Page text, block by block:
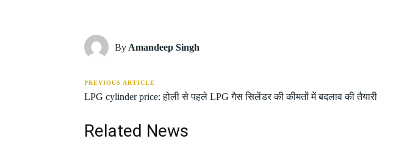
By Amandeep Singh
PREVIOUS ARTICLE
LPG cylinder price: होली से पहले LPG गैस सिलेंडर की कीमतों में बदलाव की तैयारी
Related News